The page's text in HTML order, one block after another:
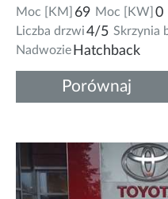
Moc [KM] 69 Moc [KW] 0
Liczba drzwi4/5 Skrzynia
Nadwozie Hatchback
Porównaj